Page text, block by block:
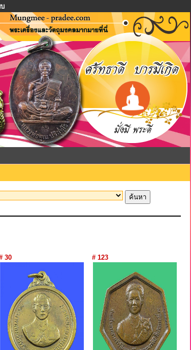
30 # 123